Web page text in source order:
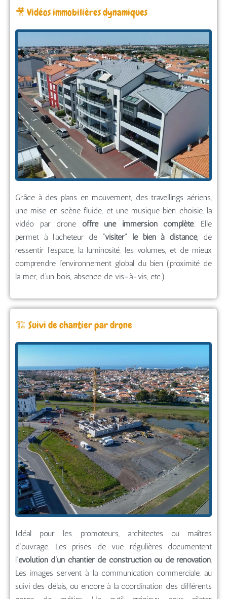
🎥 Vidéos immobilières dynamiques
Grâce à des plans en mouvement, des travellings aériens,
une mise en scène fluide, et une musique bien choisie, la
vidéo par drone offre une immersion complète. Elle
permet à l’acheteur de “visiter” le bien à distance, de
ressentir l’espace, la luminosité, les volumes, et de mieux
comprendre l’environnement global du bien (proximité de
la mer, d’un bois, absence de vis-à-vis, etc.).
🏗️ Suivi de chantier par drone
Idéal pour les promoteurs, architectes ou maîtres
d’ouvrage. Les prises de vue régulières documentent
l’évolution d’un chantier de construction ou de rénovation.
Les images servent à la communication commerciale, au
suivi des délais, ou encore à la coordination des différents